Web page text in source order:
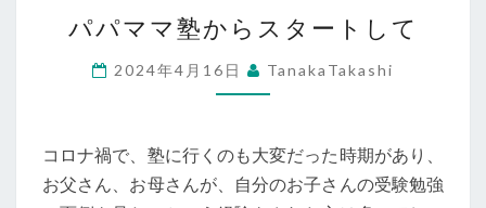
パ
マ
マ
か
ら
パパママ塾からスタートして
2024年4月16日 TanakaTakashi
コロナ禍で、塾に行くのも大変だった時期があり、
お父さん、お母さんが、自分のお子さんの受験勉強